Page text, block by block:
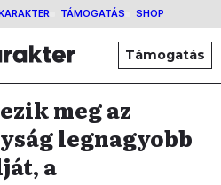
TÁMOGATÁS SHOP
Támogatás
meg az
legnagyobb
a